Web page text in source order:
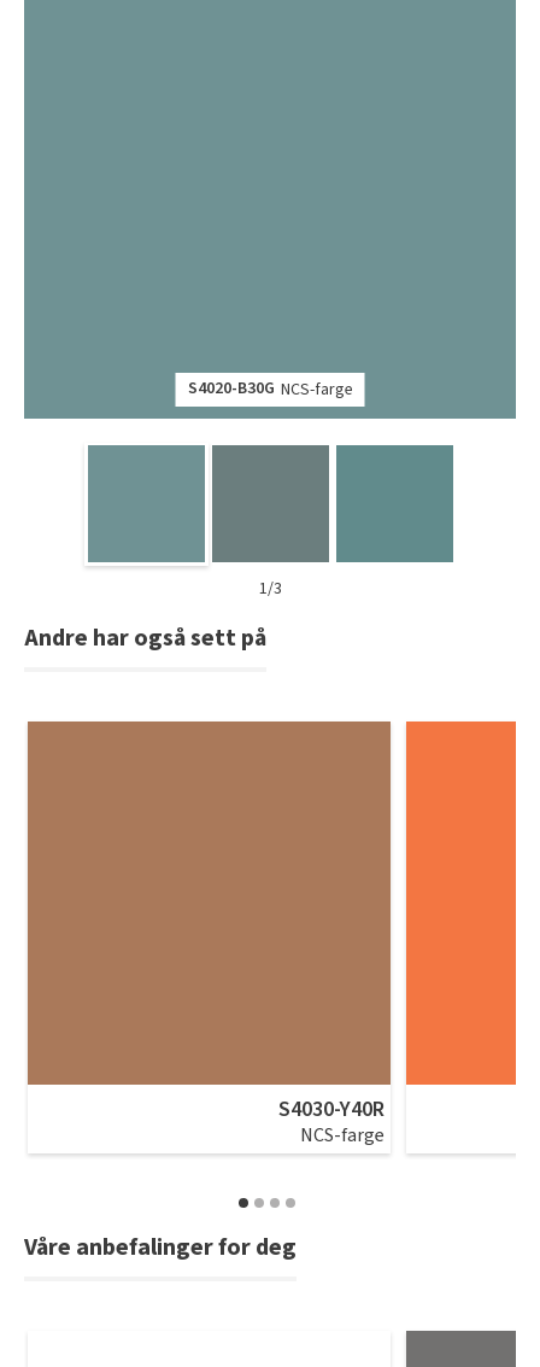
S4020-B30G NCS-farge
1/3
Andre har også sett på
S4030-Y40R
NCS-farge
Våre anbefalinger for deg